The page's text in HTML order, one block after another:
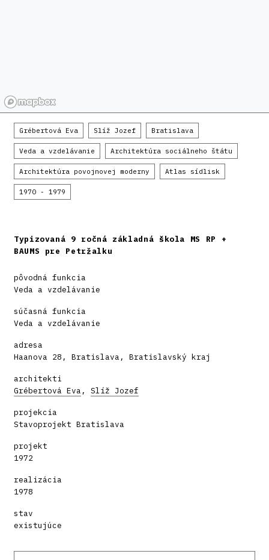
Grébertová Eva Slíž Jozef Bratislava
Veda a vzdelávanie Architektúra sociálneho štátu
Architektúra povojnovej moderny Atlas sídlisk
1970 - 1979
Typizovaná 9 ročná základná škola MS RP +
BAUMS pre Petržalku
pôvodná funkcia
Veda a vzdelávanie
súčasná funkcia
Veda a vzdelávanie
adresa
Haanova 28, Bratislava, Bratislavský kraj
architekti
Grébertová Eva , Slíž Jozef
projekcia
Stavoprojekt Bratislava
projekt
1972
realizácia
1978
stav
existujúce